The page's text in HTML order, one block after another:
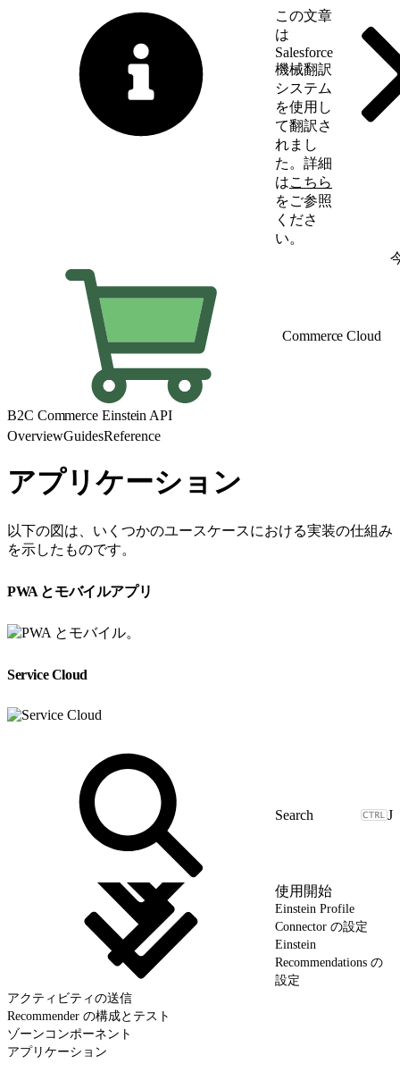
この文章
は
Salesforce
機械翻訳
システム
を使用し
て翻訳さ
れまし
た。詳細
はこちら
をご参照
くださ
い。
Commerce Cloud
B2C Commerce Einstein API
OverviewGuidesReference
アプリケーション
以下の図は、いくつかのユースケースにおける実装の仕組み
を示したものです。
PWA とモバイルアプリ
。
Service Cloud
J
使用開始
Einstein Profile
Connector の設定
Einstein
Recommendations の
設定
アクティビティの送信
Recommender の構成とテスト
ゾーンコンポーネント
アプリケーション